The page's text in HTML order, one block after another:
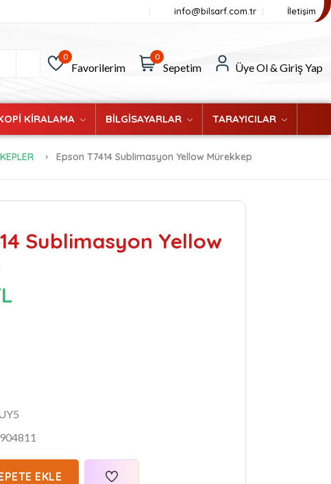
info@bilsarf.com.tr İletişim
0
Favorilerim
0
Sepetim Üye Ol & Giriş Yap
KİRALAMA BİLGİSAYARLAR TARAYICILAR
Epson T7414 Sublimasyon Yellow Mürekkep
Sublimasyon Yellow
EKLE